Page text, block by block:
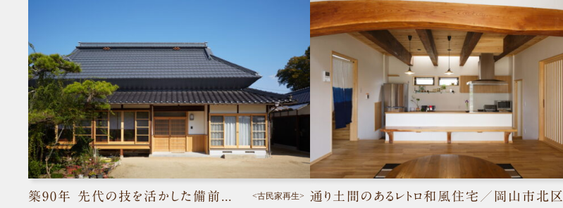
<古民家再生> 通り土間のあるレトロ和風住宅／岡山市北区